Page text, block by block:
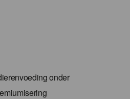
onder